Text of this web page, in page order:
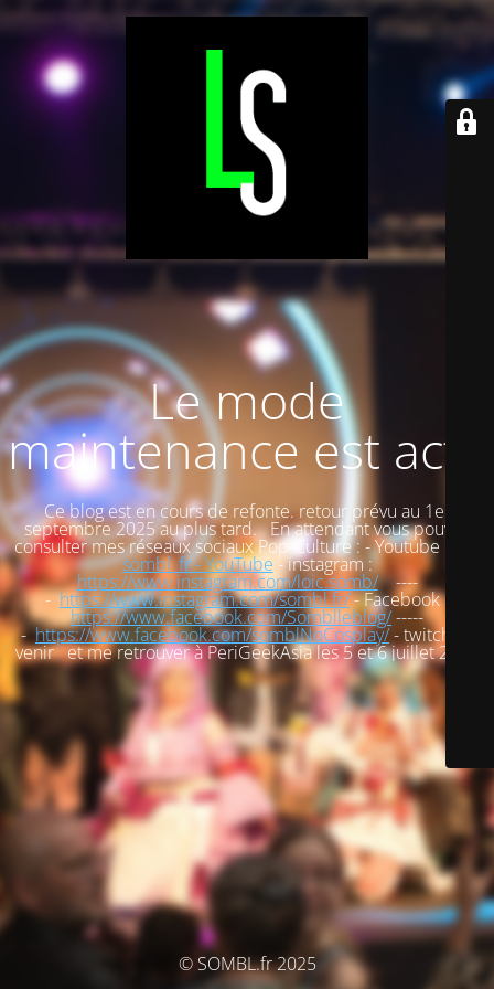
Le mode
maintenance est actif
Ce blog est en cours de refonte. retour prévu au 1er
septembre 2025 au plus tard. En attendant vous pouvez
consulter mes réseaux sociaux Pop-Culture : - Youtube :
sombl_fr - YouTube - instagram :
https://www.instagram.com/loic.somb/----
-https://www.instagram.com/sombl.fr/- Facebook :
https://www.facebook.com/Somblleblog/-----
-https://www.facebook.com/somblNoCosplay/- twitch : à
venir et me retrouver à PeriGeekAsia les 5 et 6 juillet 2025
© SOMBL.fr 2025